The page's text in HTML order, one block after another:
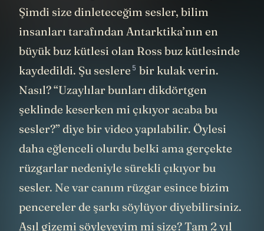
Şimdi size dinleteceğim sesler, bilim
insanları tarafından Antarktika’nın en
büyük buz kütlesi olan Ross buz kütlesinde
kaydedildi. Şu seslere 5 bir kulak verin.
Nasıl? “Uzaylılar bunları dikdörtgen
şeklinde keserken mi çıkıyor acaba bu
sesler?” diye bir video yapılabilir. Öylesi
daha eğlenceli olurdu belki ama gerçekte
rüzgarlar nedeniyle sürekli çıkıyor bu
sesler. Ne var canım rüzgar esince bizim
pencereler de şarkı söylüyor diyebilirsiniz.
Asıl gizemi söyleyeyim mi size? Tam 2 yıl